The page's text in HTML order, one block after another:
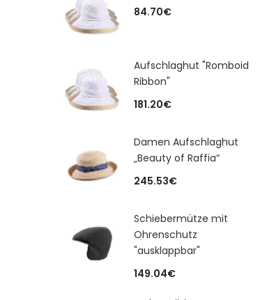
84.70€
Aufschlaghut "Romboid
Ribbon"
181.20€
Damen Aufschlaghut
„Beauty of Raffia“
245.53€
Schiebermütze mit
Ohrenschutz
"ausklappbar"
149.04€